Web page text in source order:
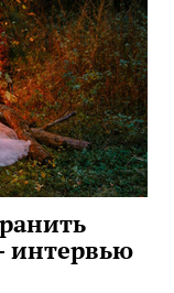
интервью